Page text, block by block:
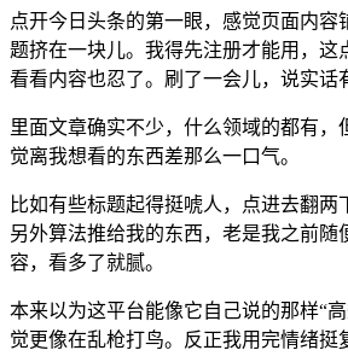
点开今日头条的第一眼，感觉页面内容
题挤在一块儿。我得先注册才能用，这
看看内容也忍了。刷了一会儿，说实话
里面文章确实不少，什么领域的都有，
觉离我想看的东西差那么一口气。
比如有些标题起得挺唬人，点进去翻两
另外算法推给我的东西，老是我之前随
容，看多了就腻。
本来以为这平台能像它自己说的那样“
觉更像在乱枪打鸟。反正我用完情绪挺